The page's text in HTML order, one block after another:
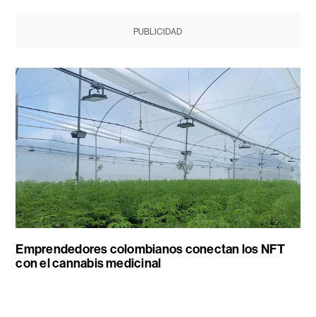
PUBLICIDAD
Emprendedores colombianos conectan los NFT
con el cannabis medicinal